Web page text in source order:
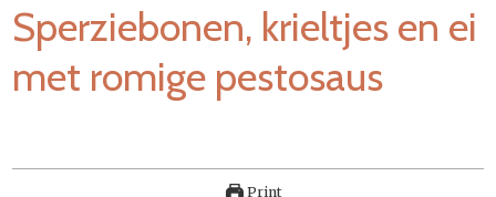
Sperziebonen, krieltjes en ei
met romige pestosaus
Print